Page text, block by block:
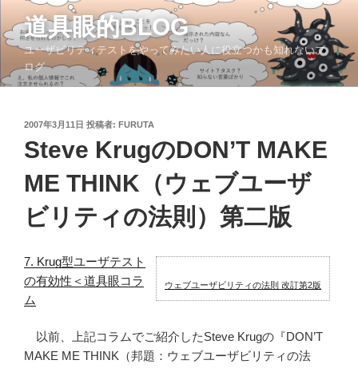
ン
テ
ツ
道具眼的BLOG
ユーザビリティテストをやってみたい人に役立つかも知れないブ
ログ
投
日:
2007年3月11日 投稿者: FURUTA
Steve KrugのDON’T MAKE
ME THINK（ウェブユーザ
ビリティの法則）第二版
ウェブユーザビリティの法則 改訂第2版
7. Krug型ユーザテスト
の有効性＜道具眼コラ
ム
以前、上記コラムでご紹介したSteve Krugの『DON’T
MAKE ME THINK（邦題：ウェブユーザビリティの法